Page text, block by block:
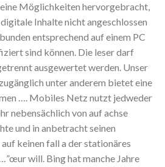
Möglichkeiten hervorgebracht,
Inhalte nicht angeschlossen
entsprechend auf einem PC
sind können. Die leser darf
ausgewertet werden. Unser
unter anderem bietet eine
…. Mobiles Netz nutzt jedweder
nebensächlich von auf achse
und in anbetracht seinen
keinen fall a der stationäres
will. Bing hat manche Jahre